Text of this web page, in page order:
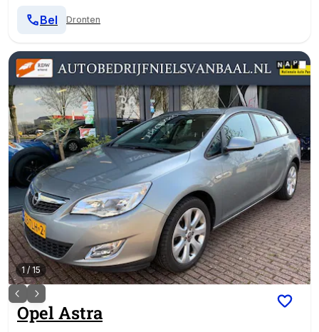
Dronten
Bel
1 / 15
OpelAstra